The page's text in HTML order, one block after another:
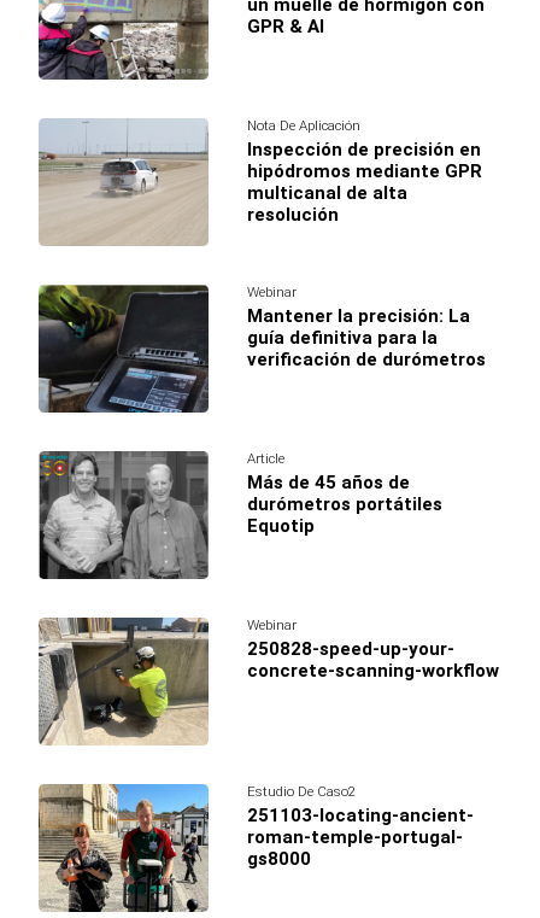
un muelle de hormigón con
GPR & AI
Nota De Aplicación
Inspección de precisión en
hipódromos mediante GPR
multicanal de alta
resolución
Webinar
Mantener la precisión: La
guía definitiva para la
verificación de durómetros
Article
Más de 45 años de
durómetros portátiles
Equotip
Webinar
250828-speed-up-your-
concrete-scanning-workflow
Estudio De Caso2
251103-locating-ancient-
roman-temple-portugal-
gs8000